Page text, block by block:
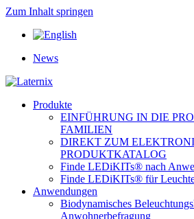
Zum Inhalt springen
News
Produkte
EINFÜHRUNG IN DIE
FAMILIEN
DIREKT ZUM
PRODUKTKATALOG
Finde LEDiKITs® nach
Finde LEDiKITs® für
Anwendungen
Biodynamisches
Anwohnerbefragung